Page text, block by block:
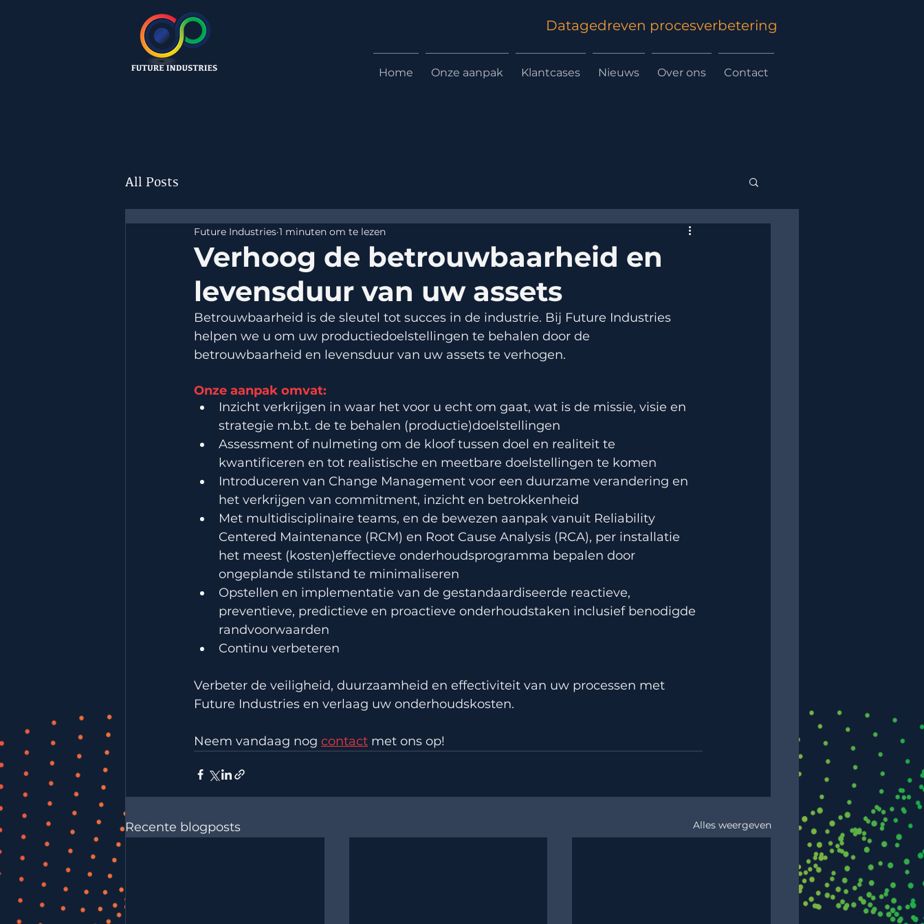
Datagedreven procesverbetering
Home Onze aanpak Klantcases Nieuws Over ons Contact
All Posts
Verhoog de betrouwbaarheid en
levensduur van uw assets
Future Industries 1 minuten om te lezen
Betrouwbaarheid is de sleutel tot succes in de industrie. Bij Future Industries
helpen we u om uw productiedoelstellingen te behalen door de
betrouwbaarheid en levensduur van uw assets te verhogen.
Onze aanpak omvat:
Inzicht verkrijgen in waar het voor u echt om gaat, wat is de missie, visie en
strategie m.b.t. de te behalen (productie)doelstellingen
Assessment of nulmeting om de kloof tussen doel en realiteit te
kwantificeren en tot realistische en meetbare doelstellingen te komen
Introduceren van Change Management voor een duurzame verandering en
het verkrijgen van commitment, inzicht en betrokkenheid
Met multidisciplinaire teams, en de bewezen aanpak vanuit Reliability
Centered Maintenance (RCM) en Root Cause Analysis (RCA), per installatie
het meest (kosten)effectieve onderhoudsprogramma bepalen door
ongeplande stilstand te minimaliseren
Opstellen en implementatie van de gestandaardiseerde reactieve,
preventieve, predictieve en proactieve onderhoudstaken inclusief benodigde
randvoorwaarden
Continu verbeteren
Verbeter de veiligheid, duurzaamheid en effectiviteit van uw processen met
Future Industries en verlaag uw onderhoudskosten.
Neem vandaag nog contact met ons op!
Recente blogposts Alles weergeven